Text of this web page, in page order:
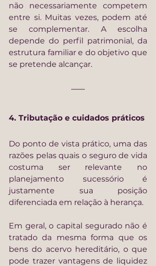
não necessariamente competem
entre si. Muitas vezes, podem até
se complementar. A escolha
depende do perfil patrimonial, da
estrutura familiar e do objetivo que
se pretende alcançar.
4. Tributação e cuidados práticos
Do ponto de vista prático, uma das
razões pelas quais o seguro de vida
costuma ser relevante no
planejamento sucessório é
justamente sua posição
diferenciada em relação à herança.
Em geral, o capital segurado não é
tratado da mesma forma que os
bens do acervo hereditário, o que
pode trazer vantagens de liquidez